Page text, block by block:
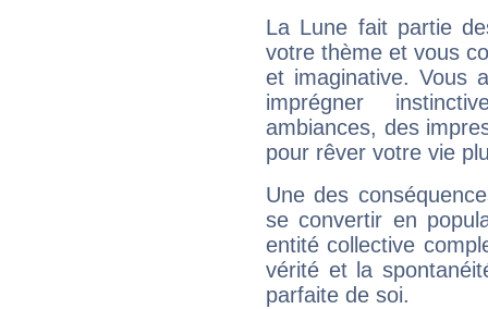
La Lune fait partie
votre thème et vous
et imaginative. Vous
imprégner
ambiances, des
pour rêver votre vie
Une des
se convertir en
entité collective
vérité et la
parfaite de soi.